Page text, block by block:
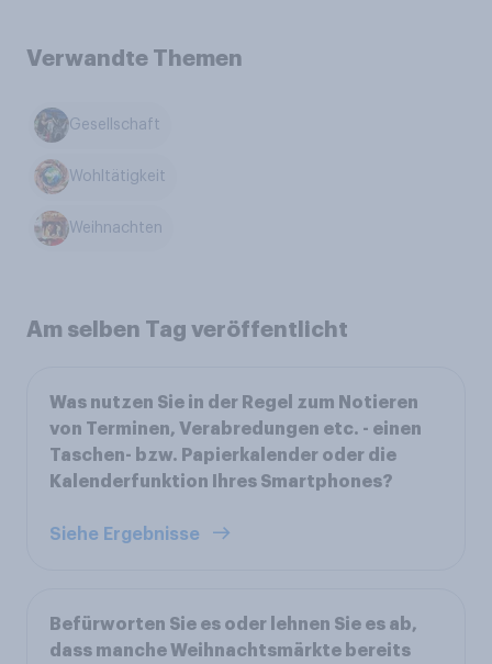
Verwandte Themen
Gesellschaft
Wohltätigkeit
Weihnachten
Am selben Tag veröffentlicht
Was nutzen Sie in der Regel zum Notieren
von Terminen, Verabredungen etc. - einen
Taschen- bzw. Papierkalender oder die
Kalenderfunktion Ihres Smartphones?
Siehe Ergebnisse
Befürworten Sie es oder lehnen Sie es ab,
dass manche Weihnachtsmärkte bereits